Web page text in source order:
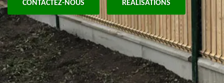
CONTACTEZ-NOUS RÉALISATIONS